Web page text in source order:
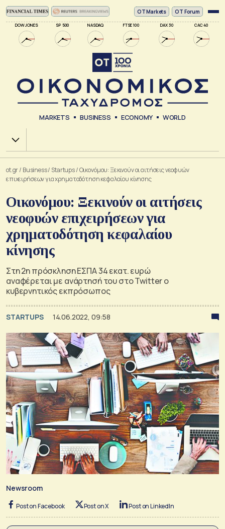
DOW JONES SP 500 NASDAQ FTSE 100 DAX 30 CAC 40
ΟΤ Markets OT Forum
MARKETS BUSINESS ECONOMY WORLD
Χ.Α.
ot.gr/ Business/ Startups/Οικονόμου: Ξεκινούν οι αιτήσεις νεοφυών
επιχειρήσεων για χρηματοδότηση κεφαλαίου κίνησης
Οικονόμου: Ξεκινούν οι αιτήσεις
νεοφυών επιχειρήσεων για
χρηματοδότηση κεφαλαίου
κίνησης
Στη 2η πρόσκληση ΕΣΠΑ 34 εκατ. ευρώ
αναφέρεται με ανάρτησή του στο Twitter ο
κυβερνητικός εκπρόσωπος
STARTUPS 14.06.2022, 09:58
Newsroom
Post on Facebook Post on X Post on LinkedIn